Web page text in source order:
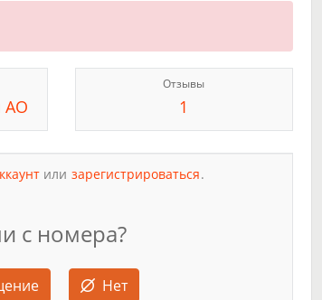
АО
Отзывы
1
или зарегистрироваться.
с номера?
Нет